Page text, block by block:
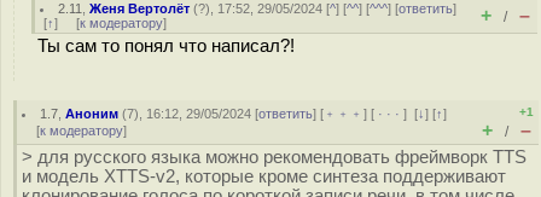
2.11 ,Женя Вертолёт (?), 17:52, 29/05/2024 [^] [^^] [^^^] [ответить]
[↑] [к модератору] + / –
Ты сам то понял что написал?!
1.7 ,Аноним (7), 16:12, 29/05/2024 [ответить] [ ﹢﹢﹢] [ · · ·][↓] [↑]
[к модератору]
+1
+ / –
> для русского языка можно рекомендовать фреймворк TTS
и модель XTTS-v2, которые кроме синтеза поддерживают